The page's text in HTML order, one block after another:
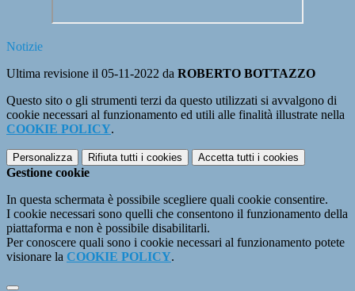
Notizie
Ultima revisione il 05-11-2022 da ROBERTO BOTTAZZO
Questo sito o gli strumenti terzi da questo utilizzati si avvalgono di
cookie necessari al funzionamento ed utili alle finalità illustrate nella
COOKIE POLICY.
Personalizza Rifiuta tutti i cookies Accetta tutti i cookies
Gestione cookie
In questa schermata è possibile scegliere quali cookie consentire.
I cookie necessari sono quelli che consentono il funzionamento della
piattaforma e non è possibile disabilitarli.
Per conoscere quali sono i cookie necessari al funzionamento potete
visionare la COOKIE POLICY.